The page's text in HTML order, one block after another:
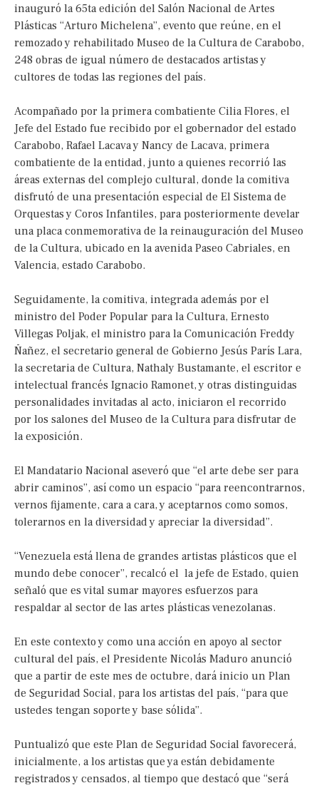
inauguró la 65ta edición del Salón Nacional de Artes
Plásticas “Arturo Michelena”, evento que reúne, en el
remozado y rehabilitado Museo de la Cultura de Carabobo,
248 obras de igual número de destacados artistas y
cultores de todas las regiones del país.
Acompañado por la primera combatiente Cilia Flores, el
Jefe del Estado fue recibido por el gobernador del estado
Carabobo, Rafael Lacava y Nancy de Lacava, primera
combatiente de la entidad, junto a quienes recorrió las
áreas externas del complejo cultural, donde la comitiva
disfrutó de una presentación especial de El Sistema de
Orquestas y Coros Infantiles, para posteriormente develar
una placa conmemorativa de la reinauguración del Museo
de la Cultura, ubicado en la avenida Paseo Cabriales, en
Valencia, estado Carabobo.
Seguidamente, la comitiva, integrada además por el
ministro del Poder Popular para la Cultura, Ernesto
Villegas Poljak, el ministro para la Comunicación Freddy
Ñañez, el secretario general de Gobierno Jesús París Lara,
la secretaria de Cultura, Nathaly Bustamante, el escritor e
intelectual francés Ignacio Ramonet, y otras distinguidas
personalidades invitadas al acto, iniciaron el recorrido
por los salones del Museo de la Cultura para disfrutar de
la exposición.
El Mandatario Nacional aseveró que “el arte debe ser para
abrir caminos”, así como un espacio “para reencontrarnos,
vernos fijamente, cara a cara, y aceptarnos como somos,
tolerarnos en la diversidad y apreciar la diversidad”.
“Venezuela está llena de grandes artistas plásticos que el
mundo debe conocer”, recalcó el la jefe de Estado, quien
señaló que es vital sumar mayores esfuerzos para
respaldar al sector de las artes plásticas venezolanas.
En este contexto y como una acción en apoyo al sector
cultural del país, el Presidente Nicolás Maduro anunció
que a partir de este mes de octubre, dará inicio un Plan
de Seguridad Social, para los artistas del país, “para que
ustedes tengan soporte y base sólida”.
Puntualizó que este Plan de Seguridad Social favorecerá,
inicialmente, a los artistas que ya están debidamente
registrados y censados, al tiempo que destacó que “será